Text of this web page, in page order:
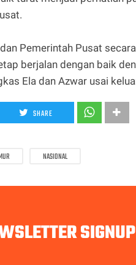
Pemerintah Pusat
berjalan dengan baik
Ela dan Azwar usai
SHARE
NASIONAL
SIGNUP